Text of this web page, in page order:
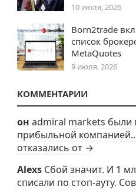
10 июля, 2026
Born2trade
список
MetaQuotes
9 июля, 2026
КОММЕНТАРИИ
он admiral markets были
прибыльной
отказались от →
Alexs Сбой значит. И 1
списали по стоп-ауту.